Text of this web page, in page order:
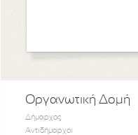
Οργανωτική Δομή
Δήμαρχος
Αντιδήμαρχοι